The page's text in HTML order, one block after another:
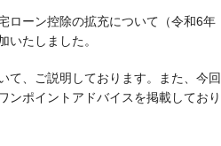
ローン控除の拡充について（令和6年
いたしました。
て、ご説明しております。また、今回
ンポイントアドバイスを掲載しており